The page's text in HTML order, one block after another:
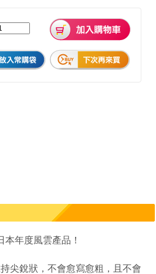
年度風雲產品！
尖銳狀，不會愈寫愈粗，且不會